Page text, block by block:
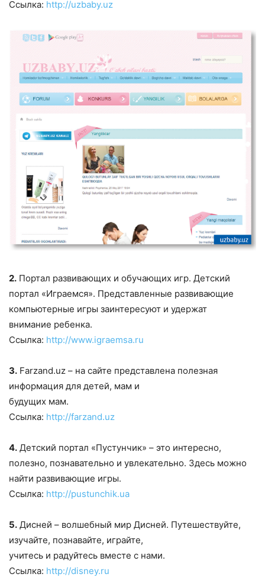
Ссылка: http://uzbaby.uz
2. Портал развивающих и обучающих игр. Детский
портал «Играемся». Представленные развивающие
компьютерные игры заинтересуют и удержат
внимание ребенка.
Ссылка: http://www.igraemsa.ru
3. Farzand.uz – на сайте представлена полезная
информация для детей, мам и
будущих мам.
Ссылка: http://farzand.uz
4. Детский портал «Пустунчик» – это интересно,
полезно, познавательно и увлекательно. Здесь можно
найти развивающие игры.
Ссылка: http://pustunchik.ua
5. Дисней – волшебный мир Дисней. Путешествуйте,
изучайте, познавайте, играйте,
учитесь и радуйтесь вместе с нами.
Ссылка: http://disney.ru